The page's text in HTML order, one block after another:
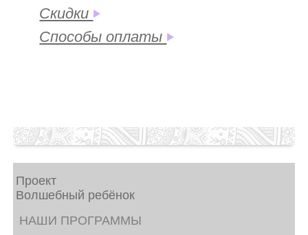
Скидки
Способы оплаты
Проект
Волшебный ребёнок
НАШИ ПРОГРАММЫ